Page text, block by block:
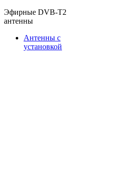
Эфирные DVB-T2
антенны
Антенны с
установкой